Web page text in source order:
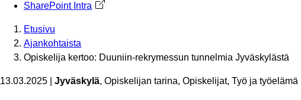
SharePoint Intra Avautuu uuteen välilehteen
Etusivu
Ajankohtaista
Opiskelija kertoo: Duuniin-rekrymessun tunnelmia Jyväskylästä
13.03.2025 Jyväskylä, Opiskelijan tarina, Opiskelijat, Työ ja työelämä